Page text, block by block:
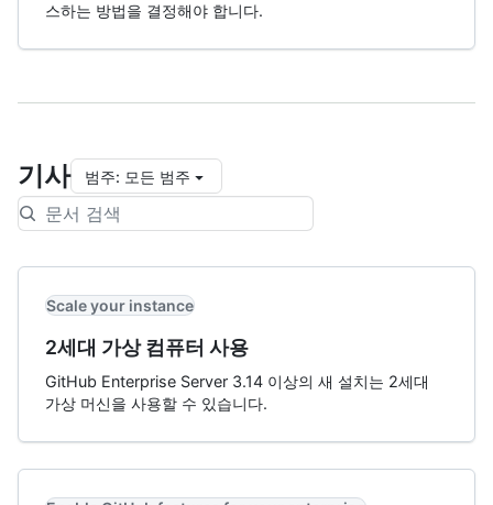
스하는 방법을 결정해야 합니다.
기사 범주: 모든 범주
Scale your instance
2세대 가상 컴퓨터 사용
GitHub Enterprise Server 3.14 이상의 새 설치는 2세대
가상 머신을 사용할 수 있습니다.